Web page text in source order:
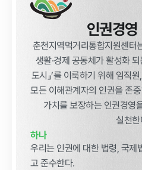
농가소식
공지사항
인권경영
춘천지역먹거리통합지원센터
생활·경제 공동체가 활성화
도시』’를 이룩하기 위해 임직
모든 이해관계자의 인권을 존
가치를 보장하는 인권경영
실천한
하나
우리는 인권에 대한 법령, 국제
고 준수한다.